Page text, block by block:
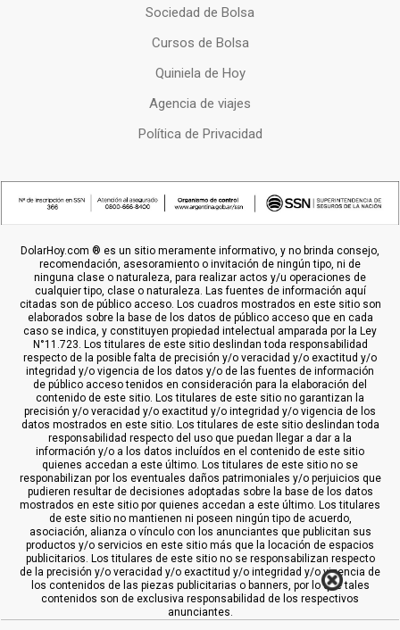
Sociedad de Bolsa
Cursos de Bolsa
Quiniela de Hoy
Agencia de viajes
Política de Privacidad
DolarHoy.com ® es un sitio meramente informativo, y no brinda consejo,
recomendación, asesoramiento o invitación de ningún tipo, ni de
ninguna clase o naturaleza, para realizar actos y/u operaciones de
cualquier tipo, clase o naturaleza. Las fuentes de información aquí
citadas son de público acceso. Los cuadros mostrados en este sitio son
elaborados sobre la base de los datos de público acceso que en cada
caso se indica, y constituyen propiedad intelectual amparada por la Ley
N°11.723. Los titulares de este sitio deslindan toda responsabilidad
respecto de la posible falta de precisión y/o veracidad y/o exactitud y/o
integridad y/o vigencia de los datos y/o de las fuentes de información
de público acceso tenidos en consideración para la elaboración del
contenido de este sitio. Los titulares de este sitio no garantizan la
precisión y/o veracidad y/o exactitud y/o integridad y/o vigencia de los
datos mostrados en este sitio. Los titulares de este sitio deslindan toda
responsabilidad respecto del uso que puedan llegar a dar a la
información y/o a los datos incluídos en el contenido de este sitio
quienes accedan a este último. Los titulares de este sitio no se
responabilizan por los eventuales daños patrimoniales y/o perjuicios que
pudieren resultar de decisiones adoptadas sobre la base de los datos
mostrados en este sitio por quienes accedan a este último. Los titulares
de este sitio no mantienen ni poseen ningún tipo de acuerdo,
asociación, alianza o vínculo con los anunciantes que publicitan sus
productos y/o servicios en este sitio más que la locación de espacios
publicitarios. Los titulares de este sitio no se responsabilizan respecto
de la precisión y/o veracidad y/o exactitud y/o integridad y/o vigencia de
los contenidos de las piezas publicitarias o banners, por lo que tales
contenidos son de exclusiva responsabilidad de los respectivos
anunciantes.